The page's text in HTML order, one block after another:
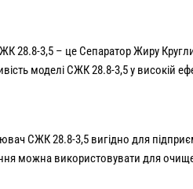
3,5 – це Сепаратор Жиру
моделі СЖК 28.8-3,5 у високій
СЖК 28.8-3,5 вигідно для
можна використовувати для